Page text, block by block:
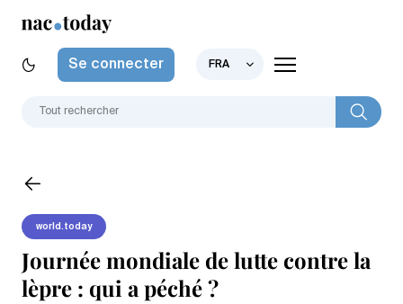
Se connecter FRA
world.today
Journée mondiale de lutte contre la
lèpre : qui a péché ?